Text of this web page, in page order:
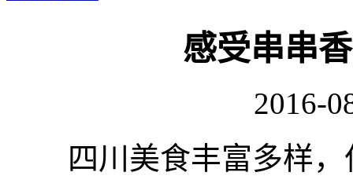
感受串串
2016-
四川美食丰富多样，